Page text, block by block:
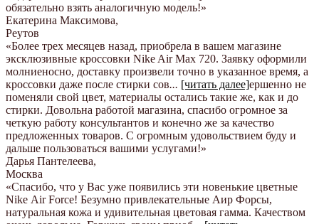
обязательно взять аналогичную модель!»
Екатерина Максимова,
Реутов
«Более трех месяцев назад, приобрела в вашем магазине
эксклюзивные кроссовки Nike Air Max 720. Заявку оформили
молниеносно, доставку произвели точно в указанное время, а
кроссовки даже после стирки сов... [читать далее]ершенно не
поменяли свой цвет, материалы остались такие же, как и до
стирки. Довольна работой магазина, спасибо огромное за
четкую работу консультантов и конечно же за качество
предложенных товаров. С огромным удовольствием буду и
дальше пользоваться вашими услугами!»
Дарья Пантелеева,
Москва
«Спасибо, что у Вас уже появились эти новенькие цветные
Nike Аir Force! Безумно привлекательные Аир Форсы,
натуральная кожа и удивительная цветовая гамма. Качеством